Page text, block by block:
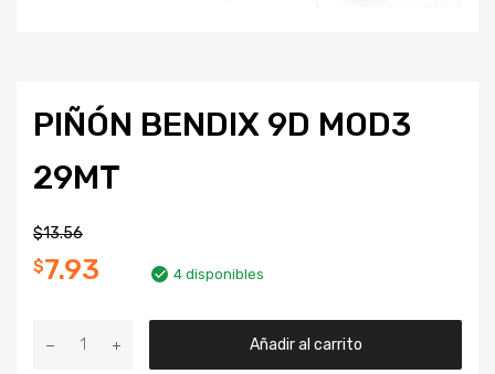
PIÑÓN BENDIX 9D MOD3
29MT
$13.56
$7.93 4 disponibles
Añadir al carrito